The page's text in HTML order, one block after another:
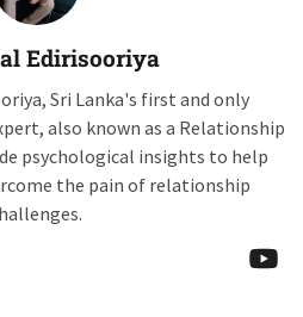
Edirisooriya
Sri Lanka's first and only
also known as a Relationship
psychological insights to help
the pain of relationship